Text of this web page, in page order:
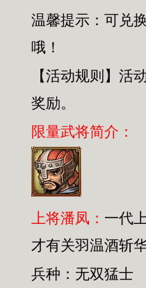
温馨提示：可兑
哦！
【活动规则】活
奖励。
限量武将简介：
上将潘凤： 一代
才有关羽温酒斩
兵种：无双猛士